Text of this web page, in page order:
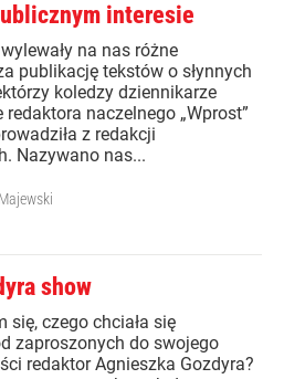
interesie
na nas różne
publikację tekstów o słynnych
koledzy dziennikarze
redaktora naczelnego „Wprost”
z redakcji
Nazywano nas...
show
się, czego chciała się
zaproszonych do swojego
redaktor Agnieszka Gozdyra?